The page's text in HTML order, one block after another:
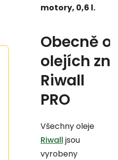
motory, 0,6 l.
Obecně o
olejích zn.
Riwall
PRO
Všechny oleje
Riwall jsou
vyrobeny